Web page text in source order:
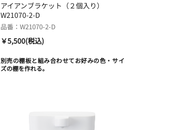
アイアンブラケット（２個入り）
W21070-2-D
品番：W21070-2-D
￥5,500(税込)
別売の棚板と組み合わせてお好みの色・サイ
ズの棚を作れる。